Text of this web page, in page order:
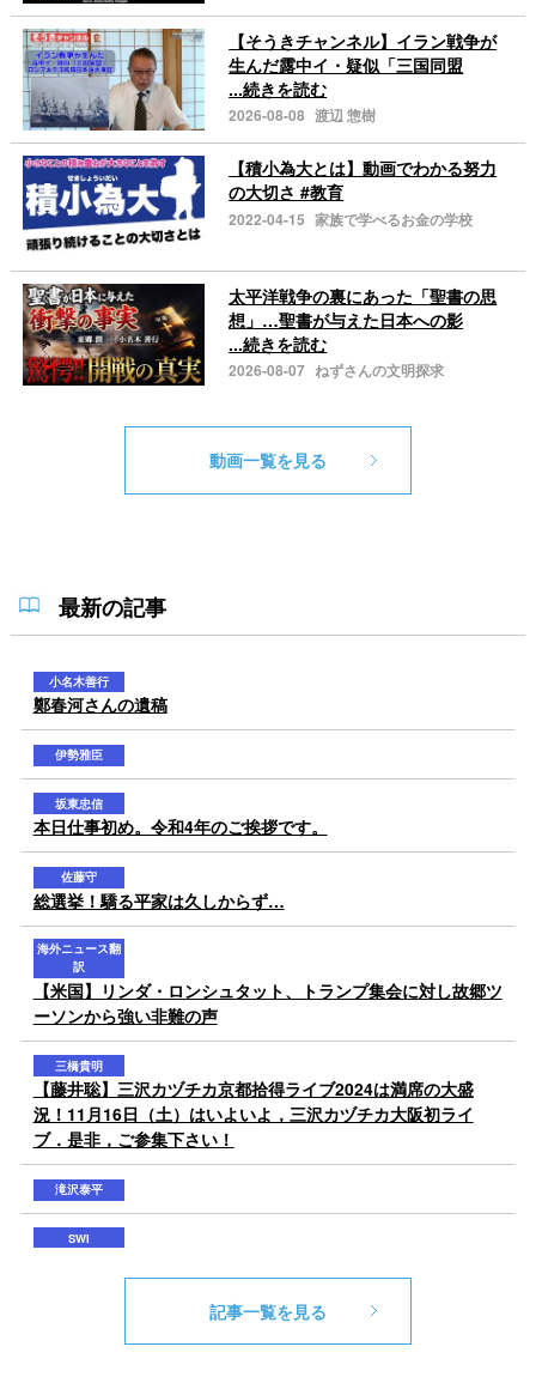
【そうきチャンネル】イラン戦争が
生んだ露中イ・疑似「三国同盟
...続きを読む
2026-08-08 渡辺 惣樹
【積小為大とは】動画でわかる努力
の大切さ #教育
2022-04-15 家族で学べるお金の学校
太平洋戦争の裏にあった「聖書の思
想」…聖書が与えた日本への影
...続きを読む
2026-08-07 ねずさんの文明探求
動画一覧を見る
最新の記事
記事一覧を見る